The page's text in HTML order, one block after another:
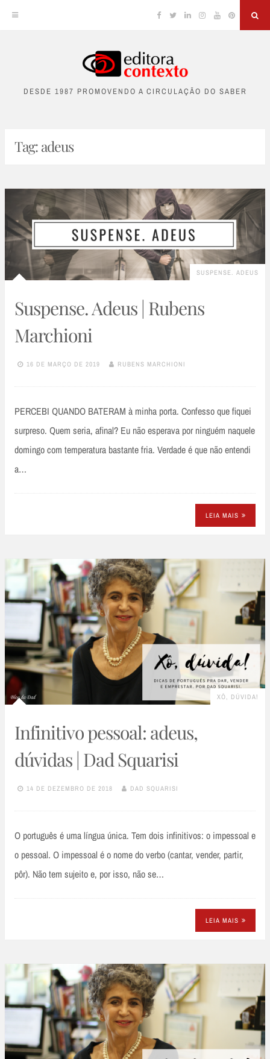
content
Facebook
TwitterLinkedinInstagram
YouTubePinterest
DESDE 1987 PROMOVENDO A CIRCULAÇÃO DO SABER
Tag:adeus
SUSPENSE. ADEUS
Suspense. Adeus | Rubens
Marchioni
16 DE MARÇO DE 2019 RUBENS MARCHIONI
PERCEBI QUANDO BATERAM à minha porta. Confesso que fiquei
surpreso. Quem seria, afinal? Eu não esperava por ninguém naquele
domingo com temperatura bastante fria. Verdade é que não entendi
a…
LEIA MAIS
XÔ, DÚVIDA!
Infinitivo pessoal: adeus,
dúvidas | Dad Squarisi
14 DE DEZEMBRO DE 2018 DAD SQUARISI
O português é uma língua única. Tem dois infinitivos: o impessoal e
o pessoal. O impessoal é o nome do verbo (cantar, vender, partir,
pôr). Não tem sujeito e, por isso, não se…
LEIA MAIS